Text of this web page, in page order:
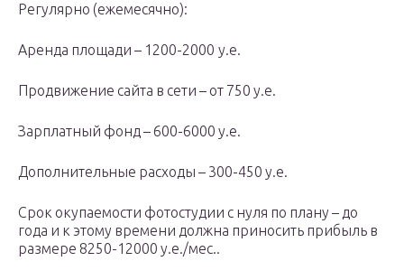
Регулярно (ежемесячно):
Аренда площади – 1200-2000 у.е.
Продвижение сайта в сети – от 750 у.е.
Зарплатный фонд – 600-6000 у.е.
Дополнительные расходы – 300-450 у.е.
Срок окупаемости фотостудии с нуля по плану – до
года и к этому времени должна приносить прибыль в
размере 8250-12000 у.е./мес..